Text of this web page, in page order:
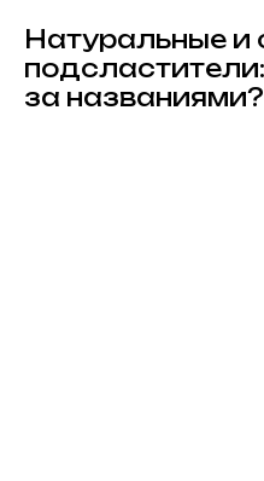
Натуральные и
за названиями?